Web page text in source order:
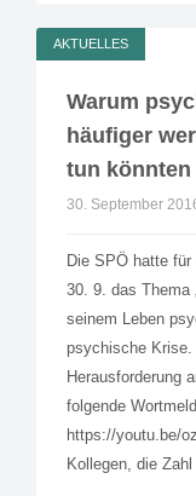
AKTUELLES
Warum
häufiger
tun könnten
30. September
Die SPÖ hatte
30. 9. das Thema
seinem Leben
psychische
Herausforderung
folgende
https://youtu.be/
Kollegen, die